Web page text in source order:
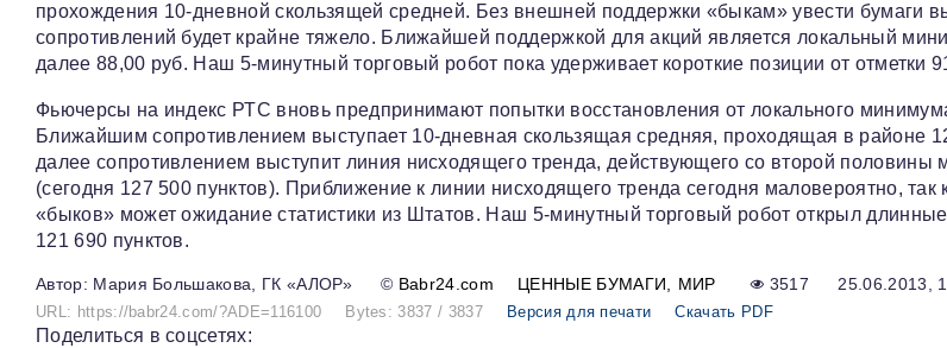
прохождения 10-дневной скользящей средней. Без внешней поддержки «быкам» увести бумаги
сопротивлений будет крайне тяжело. Ближайшей поддержкой для акций является локальный
далее 88,00 руб. Наш 5-минутный торговый робот пока удерживает короткие позиции от отметки
Фьючерсы на индекс РТС вновь предпринимают попытки восстановления от локального
Ближайшим сопротивлением выступает 10-дневная скользящая средняя, проходящая в районе
далее сопротивлением выступит линия нисходящего тренда, действующего со второй половины
(сегодня 127 500 пунктов). Приближение к линии нисходящего тренда сегодня маловероятно, так
«быков» может ожидание статистики из Штатов. Наш 5-минутный торговый робот открыл длинные
121 690 пунктов.
Мария Большакова, ГК «АЛОР» © Babr24.com ЦЕННЫЕ БУМАГИ МИР 3517 25.06.2013,
URL: https://babr24.com/?ADE=116100 Bytes: 3837 / 3837 Версия для печати Скачать PDF
Поделиться в соцсетях: